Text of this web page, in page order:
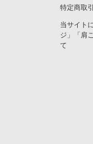
特定商取
当サイト
ジ」「肩
て